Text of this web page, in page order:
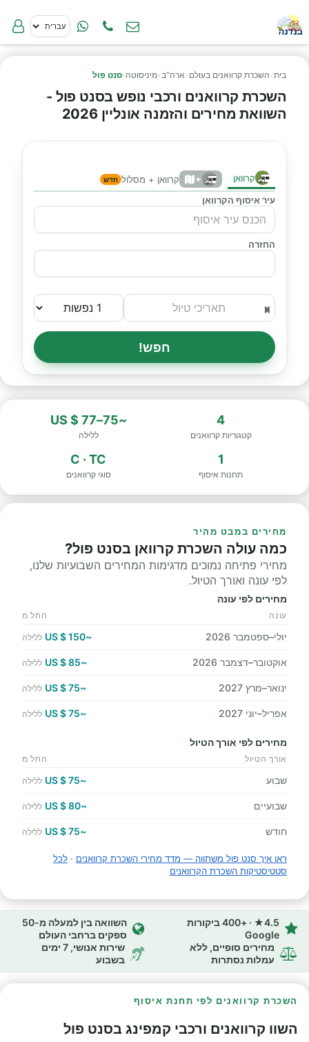
בית› השכרת קרוואנים בעולם › ארה"ב›מיניסוטה ›סנט פול
השכרת קרוואנים ורכבי נופש בסנט פול -
השוואת מחירים והזמנה אונליין 2026
קרוואן + קרוואן + מסלול חדש
עיר איסוף הקרוואן
החזרה
חפש!
4
קטגוריות קרוואנים
~75–77 $ US
ללילה
1
תחנות איסוף
C · TC
סוגי קרוואנים
מחירים במבט מהיר
כמה עולה השכרת קרוואן בסנט פול?
מחירי פתיחה נמוכים מדגימות המחירים השבועיות שלנו,
לפי עונה ואורך הטיול.
מחירים לפי עונה
עונה החל מ
יולי–ספטמבר 2026 ~150 $ US ללילה
אוקטובר–דצמבר 2026 ~85 $ US ללילה
ינואר–מרץ 2027 ~75 $ US ללילה
אפריל–יוני 2027 ~75 $ US ללילה
מחירים לפי אורך הטיול
אורך הטיול החל מ
שבוע ~75 $ US ללילה
שבועיים ~80 $ US ללילה
חודש ~75 $ US ללילה
ראו איך סנט פול משתווה — מדד מחירי השכרת קרוואנים · לכל
סטטיסטיקות השכרת הקרוואנים
4.5★ · +400 ביקורות
Google
השוואה בין למעלה מ-50
ספקים ברחבי העולם
מחירים סופיים, ללא
עמלות נסתרות
שירות אנושי, 7 ימים
בשבוע
השכרת קרוואנים לפי תחנת איסוף
השוו קרוואנים ורכבי קמפינג בסנט פול